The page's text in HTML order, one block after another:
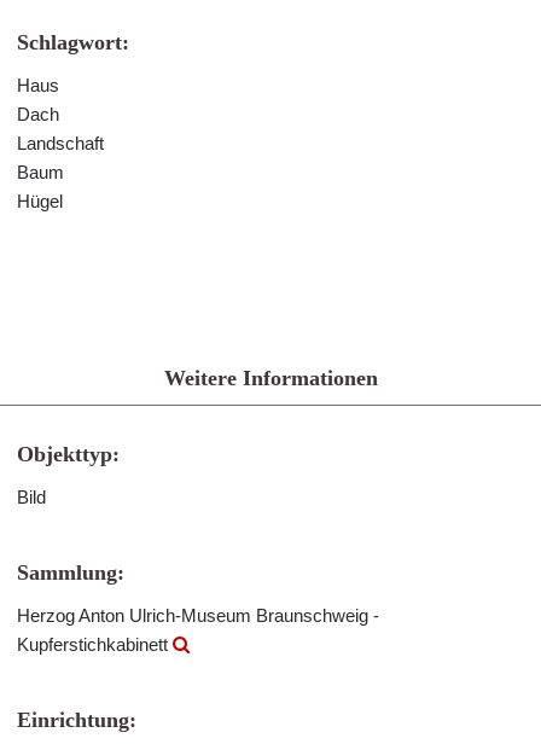
Schlagwort:
Haus
Dach
Landschaft
Baum
Hügel
Weitere Informationen
Objekttyp:
Bild
Sammlung:
Herzog Anton Ulrich-Museum Braunschweig -
Kupferstichkabinett
Einrichtung: